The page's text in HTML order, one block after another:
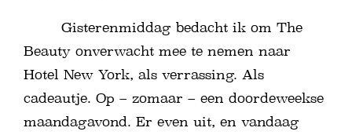
Gisterenmiddag bedacht ik om The
Beauty onverwacht mee te nemen naar
Hotel New York, als verrassing. Als
cadeautje. Op – zomaar – een doordeweekse
maandagavond. Er even uit, en vandaag